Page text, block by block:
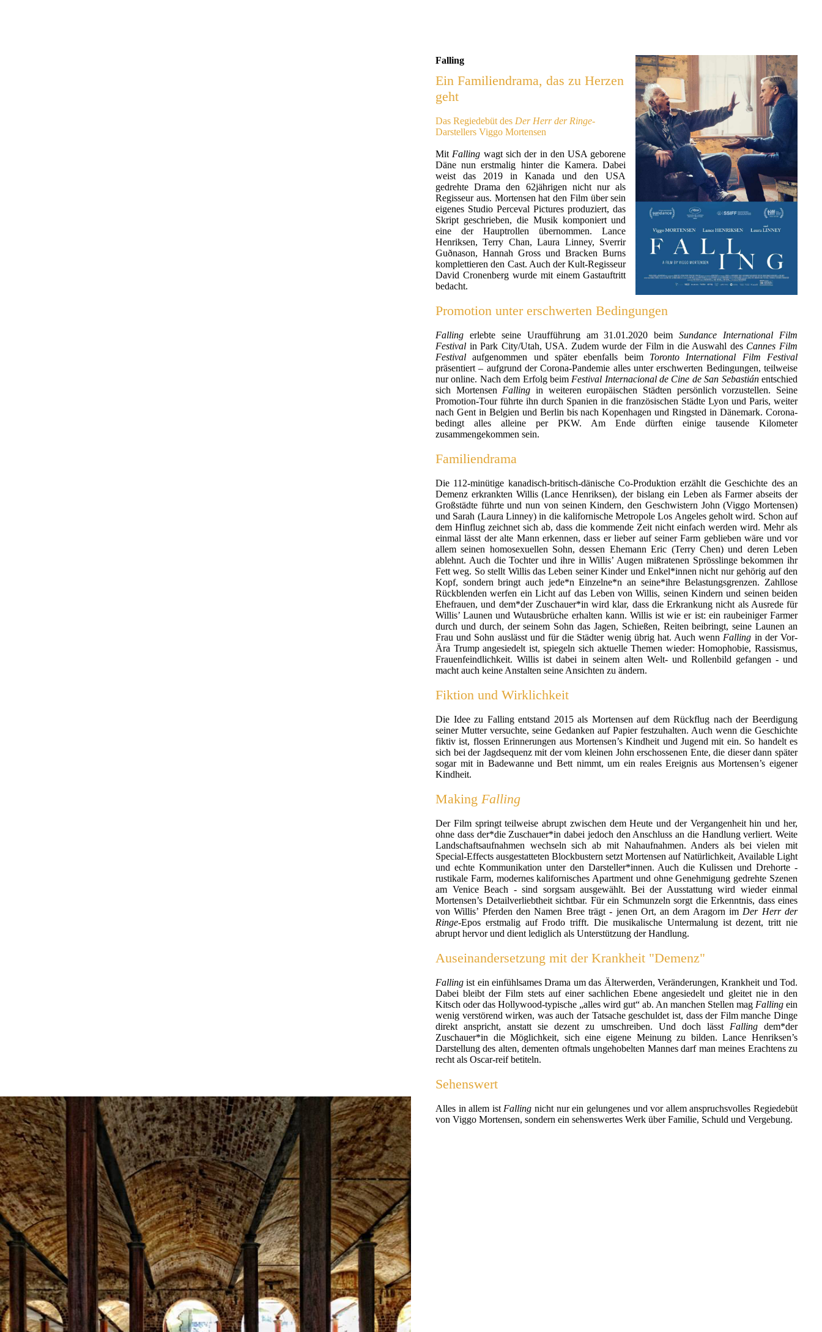
Falling
Ein Familiendrama, das zu Herzen
geht
Das Regiedebüt des Der Herr der Ringe-
Darstellers Viggo Mortensen
Mit Falling wagt sich der in den USA geborene
Däne nun erstmalig hinter die Kamera. Dabei
weist das 2019 in Kanada und den USA
gedrehte Drama den 62jährigen nicht nur als
Regisseur aus. Mortensen hat den Film über sein
eigenes Studio Perceval Pictures produziert, das
Skript geschrieben, die Musik komponiert und
eine der Hauptrollen übernommen. Lance
Henriksen, Terry Chan, Laura Linney, Sverrir
Guðnason, Hannah Gross und Bracken Burns
komplettieren den Cast. Auch der Kult-Regisseur
David Cronenberg wurde mit einem Gastauftritt
bedacht.
Promotion unter erschwerten Bedingungen
Falling erlebte seine Uraufführung am 31.01.2020 beimSundance International Film
Festival in Park City/Utah, USA. Zudem wurde der Film in die Auswahl des Cannes Film
Festival aufgenommen und später ebenfalls beim Toronto International Film Festival
präsentiert – aufgrund der Corona-Pandemie alles unter erschwerten Bedingungen, teilweise
nur online. Nach dem Erfolg beim Festival Internacional de Cine de San Sebastiánentschied
sich Mortensen Falling in weiteren europäischen Städten persönlich vorzustellen. Seine
Promotion-Tour führte ihn durch Spanien in die französischen Städte Lyon und Paris, weiter
nach Gent in Belgien und Berlin bis nach Kopenhagen und Ringsted in Dänemark. Corona-
bedingt alles alleine per PKW. Am Ende dürften einige tausende Kilometer
zusammengekommen sein.
Familiendrama
Die 112-minütige kanadisch-britisch-dänische Co-Produktion erzählt die Geschichte des an
Demenz erkrankten Willis (Lance Henriksen), der bislang ein Leben als Farmer abseits der
Großstädte führte und nun von seinen Kindern, den Geschwistern John (Viggo Mortensen)
und Sarah (Laura Linney) in die kalifornische Metropole Los Angeles geholt wird. Schon auf
dem Hinflug zeichnet sich ab, dass die kommende Zeit nicht einfach werden wird. Mehr als
einmal lässt der alte Mann erkennen, dass er lieber auf seiner Farm geblieben wäre und vor
allem seinen homosexuellen Sohn, dessen Ehemann Eric (Terry Chen) und deren Leben
ablehnt. Auch die Tochter und ihre in Willis’ Augen mißratenen Sprösslinge bekommen ihr
Fett weg. So stellt Willis das Leben seiner Kinder und Enkel*innen nicht nur gehörig auf den
Kopf, sondern bringt auch jede*n Einzelne*n an seine*ihre Belastungsgrenzen. Zahllose
Rückblenden werfen ein Licht auf das Leben von Willis, seinen Kindern und seinen beiden
Ehefrauen, und dem*der Zuschauer*in wird klar, dass die Erkrankung nicht als Ausrede für
Willis’ Launen und Wutausbrüche erhalten kann. Willis ist wie er ist: ein raubeiniger Farmer
durch und durch, der seinem Sohn das Jagen, Schießen, Reiten beibringt, seine Launen an
Frau und Sohn auslässt und für die Städter wenig übrig hat. Auch wenn Falling in der Vor-
Ära Trump angesiedelt ist, spiegeln sich aktuelle Themen wieder: Homophobie, Rassismus,
Frauenfeindlichkeit. Willis ist dabei in seinem alten Welt- und Rollenbild gefangen - und
macht auch keine Anstalten seine Ansichten zu ändern.
Fiktion und Wirklichkeit
Die Idee zu Falling entstand 2015 als Mortensen auf dem Rückflug nach der Beerdigung
seiner Mutter versuchte, seine Gedanken auf Papier festzuhalten. Auch wenn die Geschichte
fiktiv ist, flossen Erinnerungen aus Mortensen’s Kindheit und Jugend mit ein. So handelt es
sich bei der Jagdsequenz mit der vom kleinen John erschossenen Ente, die dieser dann später
sogar mit in Badewanne und Bett nimmt, um ein reales Ereignis aus Mortensen’s eigener
Kindheit.
Making Falling
Der Film springt teilweise abrupt zwischen dem Heute und der Vergangenheit hin und her,
ohne dass der*die Zuschauer*in dabei jedoch den Anschluss an die Handlung verliert. Weite
Landschaftsaufnahmen wechseln sich ab mit Nahaufnahmen. Anders als bei vielen mit
Special-Effects ausgestatteten Blockbustern setzt Mortensen auf Natürlichkeit, Available Light
und echte Kommunikation unter den Darsteller*innen. Auch die Kulissen und Drehorte -
rustikale Farm, modernes kalifornisches Apartment und ohne Genehmigung gedrehte Szenen
am Venice Beach - sind sorgsam ausgewählt. Bei der Ausstattung wird wieder einmal
Mortensen’s Detailverliebtheit sichtbar. Für ein Schmunzeln sorgt die Erkenntnis, dass eines
von Willis’ Pferden den Namen Bree trägt - jenen Ort, an dem Aragorn im Der Herr der
Ringe-Epos erstmalig auf Frodo trifft. Die musikalische Untermalung ist dezent, tritt nie
abrupt hervor und dient lediglich als Unterstützung der Handlung.
Auseinandersetzung mit der Krankheit "Demenz"
Falling ist ein einfühlsames Drama um das Älterwerden, Veränderungen, Krankheit und Tod.
Dabei bleibt der Film stets auf einer sachlichen Ebene angesiedelt und gleitet nie in den
Kitsch oder das Hollywood-typische „alles wird gut“ ab. An manchen Stellen mag Falling ein
wenig verstörend wirken, was auch der Tatsache geschuldet ist, dass der Film manche Dinge
direkt anspricht, anstatt sie dezent zu umschreiben. Und doch lässt Fallingdem*der
Zuschauer*in die Möglichkeit, sich eine eigene Meinung zu bilden. Lance Henriksen’s
Darstellung des alten, dementen oftmals ungehobelten Mannes darf man meines Erachtens zu
recht als Oscar-reif betiteln.
Sehenswert
Alles in allem ist Falling nicht nur ein gelungenes und vor allem anspruchsvolles Regiedebüt
von Viggo Mortensen, sondern ein sehenswertes Werk über Familie, Schuld und Vergebung.